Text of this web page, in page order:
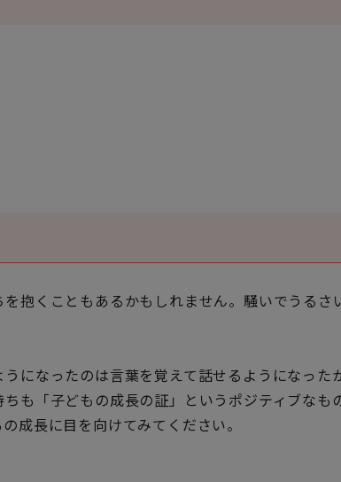
抱くこともあるかもしれません。騒いでうるさ
になったのは言葉を覚えて話せるようになった
も「子どもの成長の証」というポジティブなも
成長に目を向けてみてください。